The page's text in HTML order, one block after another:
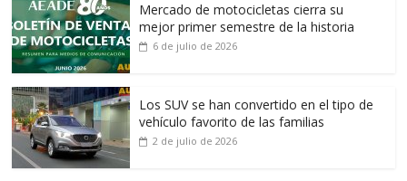
Mercado de motocicletas cierra su
mejor primer semestre de la historia
6 de julio de 2026
Los SUV se han convertido en el tipo de
vehículo favorito de las familias
2 de julio de 2026